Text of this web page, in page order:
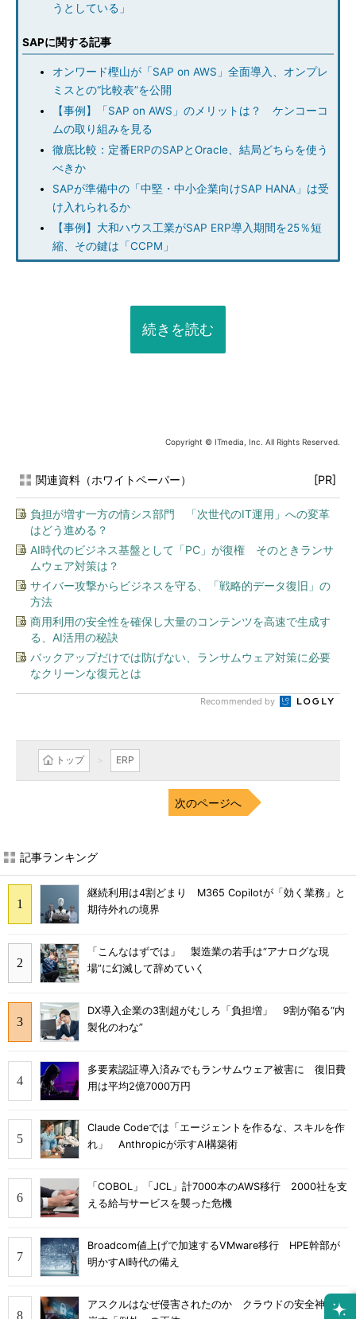
うとしている」
SAPに関する記事
オンワード樫山が「SAP on AWS」全面導入、オンプレ
ミスとの“比較表”を公開
【事例】「SAP on AWS」のメリットは？ ケンコーコ
ムの取り組みを見る
徹底比較：定番ERPのSAPとOracle、結局どちらを使う
べきか
SAPが準備中の「中堅・中小企業向けSAP HANA」は受
け入れられるか
【事例】大和ハウス工業がSAP ERP導入期間を25％短
縮、その鍵は「CCPM」
続きを読む
Copyright © ITmedia, Inc. All Rights Reserved.
関連資料（ホワイトペーパー） [PR]
負担が増す一方の情シス部門 「次世代のIT運用」への変革
はどう進める？
AI時代のビジネス基盤として「PC」が復権 そのときランサ
ムウェア対策は？
サイバー攻撃からビジネスを守る、「戦略的データ復旧」の
方法
商用利用の安全性を確保し大量のコンテンツを高速で生成す
る、AI活用の秘訣
バックアップだけでは防げない、ランサムウェア対策に必要
なクリーンな復元とは
Recommended by
トップ ERP
次のページへ
記事ランキング
継続利用は4割どまり M365 Copilotが「効く業務」と
期待外れの境界
「こんなはずでは」 製造業の若手は“アナログな現
場”に幻滅して辞めていく
DX導入企業の3割超がむしろ「負担増」 9割が陥る“内
製化のわな”
多要素認証導入済みでもランサムウェア被害に 復旧費
用は平均2億7000万円
Claude Codeでは「エージェントを作るな、スキルを作
れ」 Anthropicが示すAI構築術
「COBOL」「JCL」計7000本のAWS移行 2000社を支
える給与サービスを襲った危機
Broadcom値上げで加速するVMware移行 HPE幹部が
明かすAI時代の備え
アスクルはなぜ侵害されたのか クラウドの安全神話を